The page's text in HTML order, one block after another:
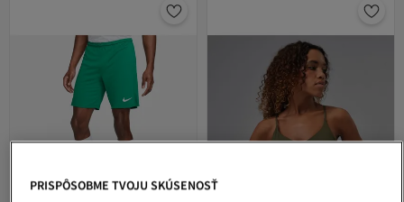
PRISPÔSOBME TVOJU SKÚSENOSŤ